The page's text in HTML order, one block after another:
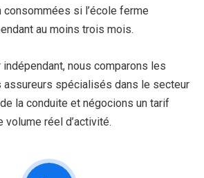
consommées si l’école ferme
au moins trois mois.
indépendant, nous comparons les
spécialisés dans le secteur
la conduite et négocions un tarif
volume réel d’activité.